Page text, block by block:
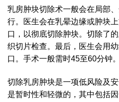
乳房肿块切除术一般会在局部
行。医生会在乳晕边缘或肿块
口，以彻底切除肿块。切除了
织切片检查。最后，医生会用
口。手术一般需时45至60分钟。
切除乳房肿块是一项低风险及
是暂时性和轻微的，其中包括